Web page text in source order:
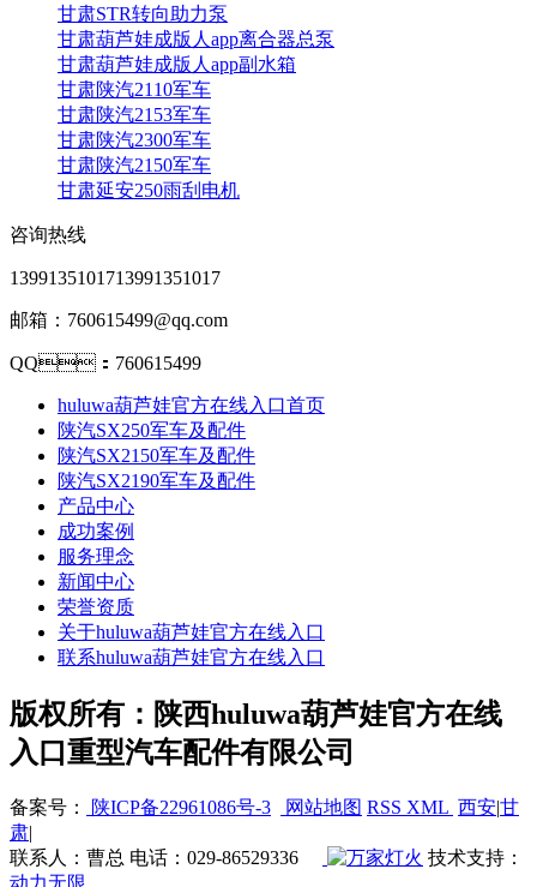
甘肃STR转向助力泵
甘肃葫芦娃成版人app离合器总泵
甘肃葫芦娃成版人app副水箱
甘肃陕汽2110军车
甘肃陕汽2153军车
甘肃陕汽2300军车
甘肃陕汽2150军车
甘肃延安250雨刮电机
咨询热线
1399135101713991351017
邮箱：760615499@qq.com
QQ：760615499
huluwa葫芦娃官方在线入口首页
陕汽SX250军车及配件
陕汽SX2150军车及配件
陕汽SX2190军车及配件
产品中心
成功案例
服务理念
新闻中心
荣誉资质
关于huluwa葫芦娃官方在线入口
联系huluwa葫芦娃官方在线入口
版权所有：陕西huluwa葫芦娃官方在线
入口重型汽车配件有限公司
备案号： 陕ICP备22961086号-3 网站地图 RSS XML 西安|甘
肃|
联系人：曹总 电话：029-86529336
技术支持：
动力无限